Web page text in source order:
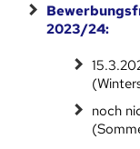
2023/24:
noch